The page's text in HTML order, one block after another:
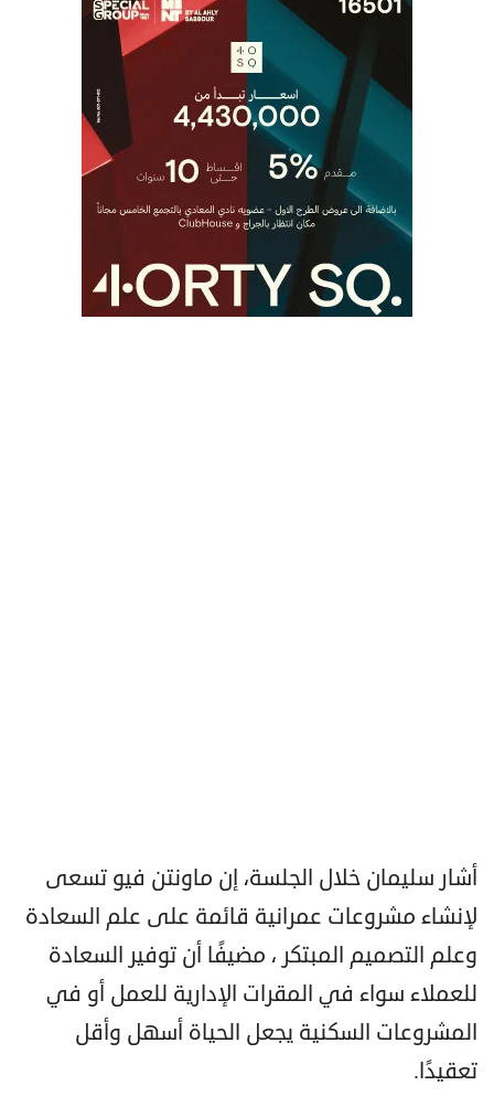
أشار سليمان خلال الجلسة، إن ماونتن فيو تسعى
لإنشاء مشروعات عمرانية قائمة على علم السعادة
وعلم التصميم المبتكر ، مضيفًا أن توفير السعادة
للعملاء سواء في المقرات الإدارية للعمل أو في
المشروعات السكنية يجعل الحياة أسهل وأقل
تعقيدًا.